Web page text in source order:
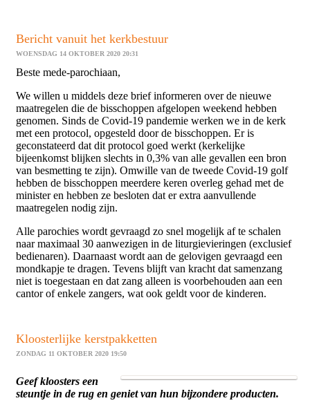
Bericht vanuit het kerkbestuur
WOENSDAG 14 OKTOBER 2020 20:31
Beste mede-parochiaan,
We willen u middels deze brief informeren over de nieuwe
maatregelen die de bisschoppen afgelopen weekend hebben
genomen. Sinds de Covid-19 pandemie werken we in de kerk
met een protocol, opgesteld door de bisschoppen. Er is
geconstateerd dat dit protocol goed werkt (kerkelijke
bijeenkomst blijken slechts in 0,3% van alle gevallen een bron
van besmetting te zijn). Omwille van de tweede Covid-19 golf
hebben de bisschoppen meerdere keren overleg gehad met de
minister en hebben ze besloten dat er extra aanvullende
maatregelen nodig zijn.
Alle parochies wordt gevraagd zo snel mogelijk af te schalen
naar maximaal 30 aanwezigen in de liturgievieringen (exclusief
bedienaren). Daarnaast wordt aan de gelovigen gevraagd een
mondkapje te dragen. Tevens blijft van kracht dat samenzang
niet is toegestaan en dat zang alleen is voorbehouden aan een
cantor of enkele zangers, wat ook geldt voor de kinderen.
Kloosterlijke kerstpakketten
ZONDAG 11 OKTOBER 2020 19:50
Geef kloosters een
steuntje in de rug en geniet van hun bijzondere producten.